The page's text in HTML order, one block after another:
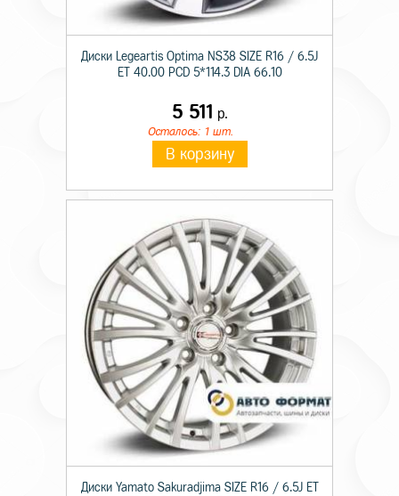
Диски Legeartis Optima NS38 SIZE R16 / 6.5J
ET 40.00 PCD 5*114.3 DIA 66.10
5 511 р.
Осталось: 1 шт.
В корзину
Диски Yamato Sakuradjima SIZE R16 / 6.5J ET